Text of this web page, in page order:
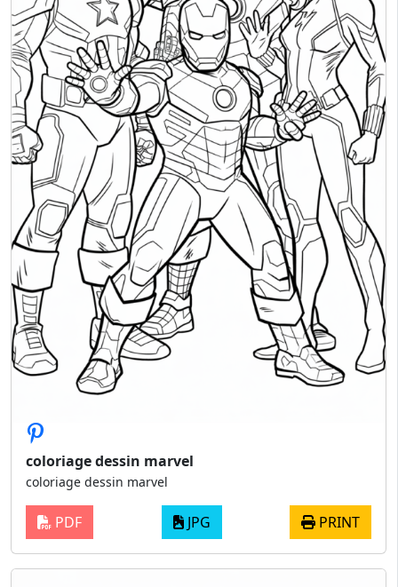
coloriage dessin marvel
coloriage dessin marvel
PDF JPG PRINT